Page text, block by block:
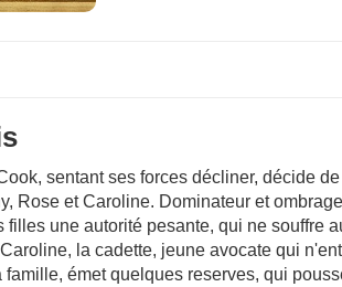
sentant ses forces décliner, décide
Rose et Caroline. Dominateur et
filles une autorité pesante, qui ne souffre
la cadette, jeune avocate qui
famille, émet quelques reserves, qui